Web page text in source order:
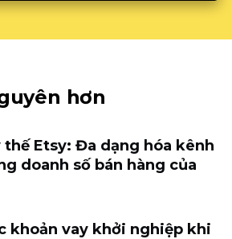
hơn
thế Etsy: Đa dạng hóa kênh
doanh số bán hàng của
khoản vay khởi nghiệp khi